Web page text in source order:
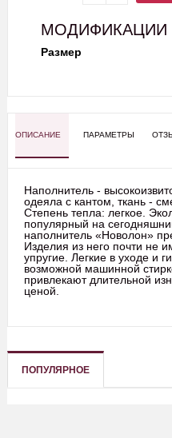
МОДИФИКАЦИИ
Размер
ОПИСАНИЕ ПАРАМЕТРЫ
Наполнитель -
одеяла с кантом, ткань -
Степень тепла: легкое.
популярный на
наполнитель «Новолон»
Изделия из него почти не
упругие. Легкие в уходе и
возможной машинной
привлекают длительной
ценой.
ПОПУЛЯРНОЕ